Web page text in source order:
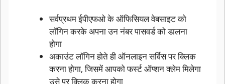
सर्वप्रथम ईपीएफओ के ऑफिसियल वेबसाइट को
लॉगिन करके अपना उन नंबर पासवर्ड को डालना
होगा
अकाउंट लॉगिन होते ही ऑनलाइन सर्विस पर क्लिक
करना होगा, जिसमें आपको फर्स्ट ऑप्शन क्लेम मिलेगा
उसे पर क्लिक करना होगा